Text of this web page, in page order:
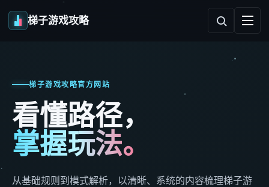
梯子游戏攻略
梯子游戏攻略官方网站
看懂路径，
掌握玩法。
从基础规则到模式解析，以清晰、系统的内容梳理梯子游